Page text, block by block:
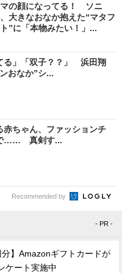
の顔になってる！ ソニ
大きなおなか抱えた“マタフ
”に「本物みたい！」...
る」「双子？？」 浜田翔
おなか”シ...
赤ちゃん、ファッションチ
で…… 真剣す...
Recommended by
- PR -
分】Amazonギフトカードが
ケート実施中